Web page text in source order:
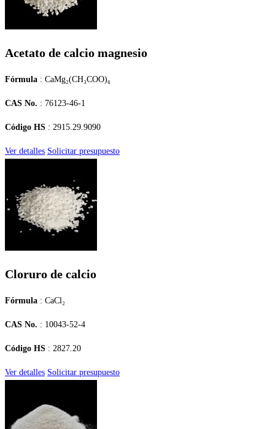
Acetato de calcio magnesio
Fórmula : CaMg₂(CH₃COO)₆
CAS No. : 76123-46-1
Código HS : 2915.29.9090
Ver detalles Solicitar presupuesto
Cloruro de calcio
Fórmula : CaCl₂
CAS No. : 10043-52-4
Código HS : 2827.20
Ver detalles Solicitar presupuesto